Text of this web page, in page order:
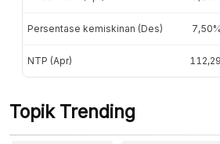
Persentase kemiskinan (Des) 7,50%
NTP (Apr) 112,29
Topik Trending